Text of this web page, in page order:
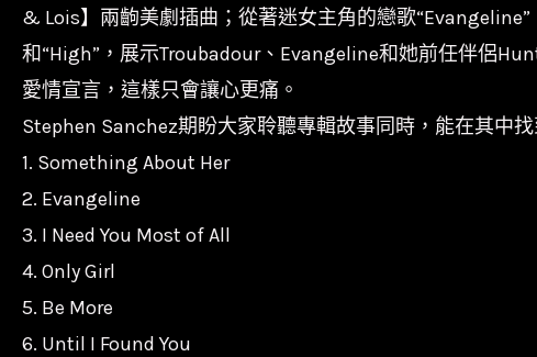
& Lois】兩齣美劇插曲；從著迷女主角的戀歌“Evangeline”
和“High”，展示Troubadour、Evangeline和她前任伴侶
愛情宣言，這樣只會讓心更痛。
Stephen Sanchez期盼大家聆聽專輯故事同時，能在其中
1. Something About Her
2. Evangeline
3. I Need You Most of All
4. Only Girl
5. Be More
6. Until I Found You